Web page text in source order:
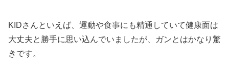
KIDさんといえば、運動や食事にも精通していて健康面は
大丈夫と勝手に思い込んでいましたが、ガンとはかなり驚
きです。